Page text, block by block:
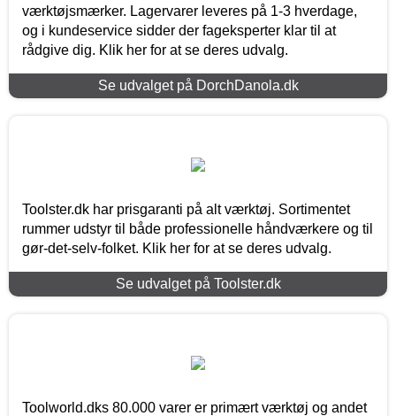
værktøjsmærker. Lagervarer leveres på 1-3 hverdage,
og i kundeservice sidder der fageksperter klar til at
rådgive dig. Klik her for at se deres udvalg.
Se udvalget på DorchDanola.dk
Toolster.dk har prisgaranti på alt værktøj. Sortimentet
rummer udstyr til både professionelle håndværkere og til
gør-det-selv-folket. Klik her for at se deres udvalg.
Se udvalget på Toolster.dk
Toolworld.dks 80.000 varer er primært værktøj og andet